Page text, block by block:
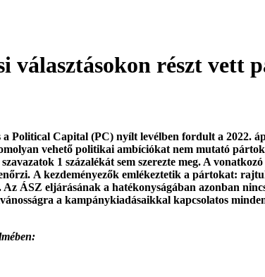
választásokon részt vett
Capital (PC) nyílt levélben fordult a 2022.
vehető politikai ambíciókat nem mutató
1 százalékát sem szerezte meg. A
A kezdeményezők emlékeztetik a pártokat:
ÁSZ eljárásának a hatékonyságában azonban
a kampánykiadásaikkal kapcsolatos